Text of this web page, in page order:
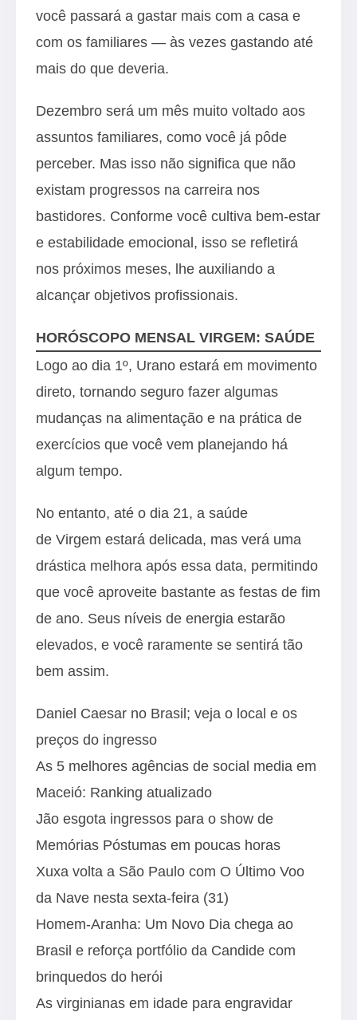
você passará a gastar mais com a casa e
com os familiares — às vezes gastando até
mais do que deveria.
Dezembro será um mês muito voltado aos
assuntos familiares, como você já pôde
perceber. Mas isso não significa que não
existam progressos na carreira nos
bastidores. Conforme você cultiva bem-estar
e estabilidade emocional, isso se refletirá
nos próximos meses, lhe auxiliando a
alcançar objetivos profissionais.
HORÓSCOPO MENSAL VIRGEM: SAÚDE
Logo ao dia 1º, Urano estará em movimento
direto, tornando seguro fazer algumas
mudanças na alimentação e na prática de
exercícios que você vem planejando há
algum tempo.
No entanto, até o dia 21, a saúde
de Virgem estará delicada, mas verá uma
drástica melhora após essa data, permitindo
que você aproveite bastante as festas de fim
de ano. Seus níveis de energia estarão
elevados, e você raramente se sentirá tão
bem assim.
Daniel Caesar no Brasil; veja o local e os
preços do ingresso
As 5 melhores agências de social media em
Maceió: Ranking atualizado
Jão esgota ingressos para o show de
Memórias Póstumas em poucas horas
Xuxa volta a São Paulo com O Último Voo
da Nave nesta sexta-feira (31)
Homem-Aranha: Um Novo Dia chega ao
Brasil e reforça portfólio da Candide com
brinquedos do herói
As virginianas em idade para engravidar